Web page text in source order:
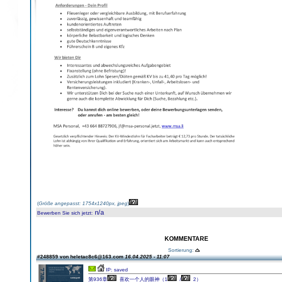
(Größe angepasst: 1754x1240px, jpeg)
Bewerben Sie sich jetzt: n/a
KOMMENTARE
Sortierung:
#248859 von heletac8c6@163.com16.04.2025 - 11:07
IP: saved
第936章
喜欢一个人的眼神（1 /
2）